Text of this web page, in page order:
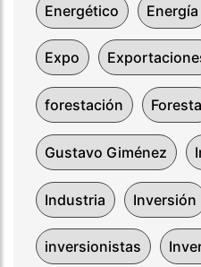
Energético Energía
Expo
forestación
Gustavo Giménez
Industria Inversión
inversionistas